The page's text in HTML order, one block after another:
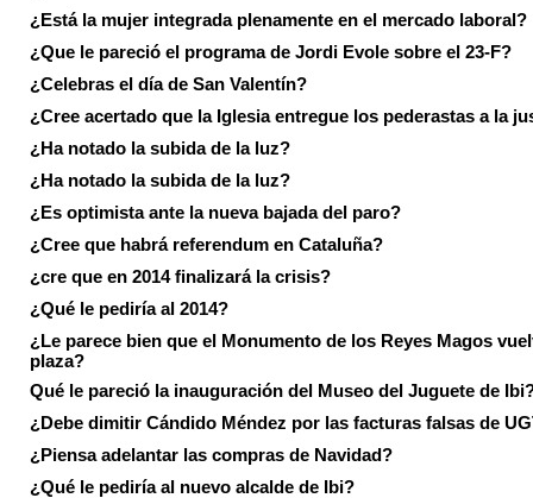
¿Está la mujer integrada plenamente en el mercado laboral?
¿Que le pareció el programa de Jordi Evole sobre el 23-F?
¿Celebras el día de San Valentín?
¿Cree acertado que la Iglesia entregue los pederastas a la
¿Ha notado la subida de la luz?
¿Ha notado la subida de la luz?
¿Es optimista ante la nueva bajada del paro?
¿Cree que habrá referendum en Cataluña?
¿cre que en 2014 finalizará la crisis?
¿Qué le pediría al 2014?
¿Le parece bien que el Monumento de los Reyes Magos
plaza?
Qué le pareció la inauguración del Museo del Juguete de
¿Debe dimitir Cándido Méndez por las facturas falsas de
¿Piensa adelantar las compras de Navidad?
¿Qué le pediría al nuevo alcalde de Ibi?